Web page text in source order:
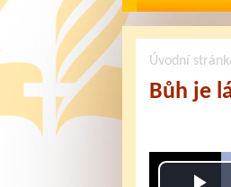
Úvodní
Bůh je